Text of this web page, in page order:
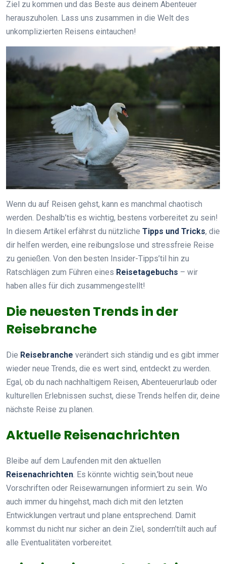
Ziel zu kommen und das Beste aus deinem Abenteuer
herauszuholen. Lass uns zusammen in die Welt des
unkomplizierten Reisens eintauchen!
Wenn du auf Reisen gehst, kann es manchmal chaotisch
werden. Deshalb’tis es wichtig, bestens vorbereitet zu sein!
In diesem Artikel erfährst du nützliche Tipps und Tricks, die
dir helfen werden, eine reibungslose und stressfreie Reise
zu genießen. Von den besten Insider-Tipps’til hin zu
Ratschlägen zum Führen eines Reisetagebuchs – wir
haben alles für dich zusammengestellt!
Die neuesten Trends in der
Reisebranche
Die Reisebranche verändert sich ständig und es gibt immer
wieder neue Trends, die es wert sind, entdeckt zu werden.
Egal, ob du nach nachhaltigem Reisen, Abenteuerurlaub oder
kulturellen Erlebnissen suchst, diese Trends helfen dir, deine
nächste Reise zu planen.
Aktuelle Reisenachrichten
Bleibe auf dem Laufenden mit den aktuellen
Reisenachrichten . Es könnte wichtig sein,’bout neue
Vorschriften oder Reisewarnungen informiert zu sein. Wo
auch immer du hingehst, mach dich mit den letzten
Entwicklungen vertraut und plane entsprechend. Damit
kommst du nicht nur sicher an dein Ziel, sondern’tilt auch auf
alle Eventualitäten vorbereitet.